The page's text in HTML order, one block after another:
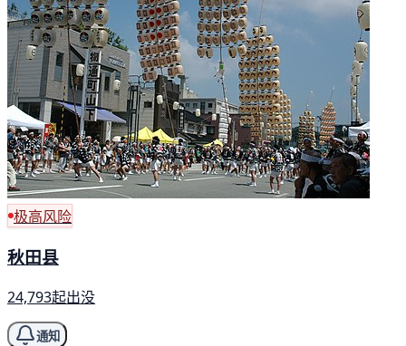
极高风险
秋田县
24,793起出没
通知